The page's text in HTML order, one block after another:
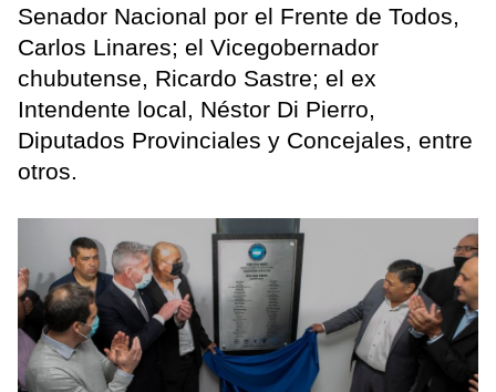
Senador Nacional por el Frente de Todos,
Carlos Linares; el Vicegobernador
chubutense, Ricardo Sastre; el ex
Intendente local, Néstor Di Pierro,
Diputados Provinciales y Concejales, entre
otros.